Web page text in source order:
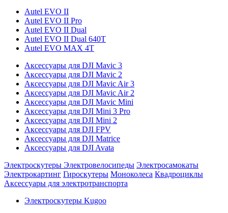
Autel EVO II
Autel EVO II Pro
Autel EVO II Dual
Autel EVO II Dual 640T
Autel EVO MAX 4T
Аксессуары для DJI Mavic 3
Аксессуары для DJI Mavic 2
Аксессуары для DJI Mavic Air 3
Аксессуары для DJI Mavic Air 2
Аксессуары для DJI Mavic Mini
Аксессуары для DJI Mini 3 Pro
Аксессуары для DJI Mini 2
Аксессуары для DJI FPV
Аксессуары для DJI Matrice
Аксессуары для DJI Avata
Электроскутеры Электровелосипеды Электросамокаты
Электрокартинг Гироскутеры Моноколеса Квадроциклы
Аксессуары для электротранспорта
Электроскутеры Kugoo